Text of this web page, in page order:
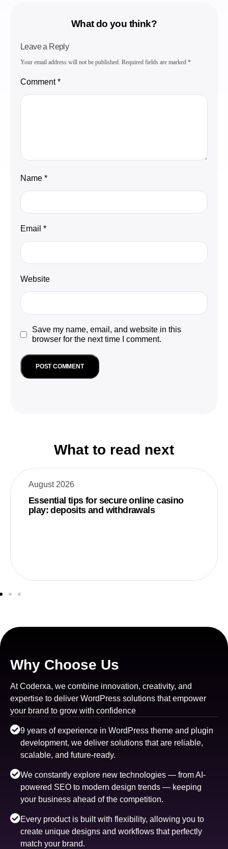
What do you think?
Leave a Reply
Your email address will not be published. Required fields are marked *
Comment*
Name *
Email *
Website
Save my name, email, and website in this
browser for the next time I comment.
What to read next
August 2026
Essential tips for secure online casino
play: deposits and withdrawals
Why Choose Us
At Coderxa, we combine innovation, creativity, and
expertise to deliver WordPress solutions that empower
your brand to grow with confidence
9 years of experience in WordPress theme and plugin
development, we deliver solutions that are reliable,
scalable, and future-ready.
We constantly explore new technologies — from AI-
powered SEO to modern design trends — keeping
your business ahead of the competition.
Every product is built with flexibility, allowing you to
create unique designs and workflows that perfectly
match your brand.